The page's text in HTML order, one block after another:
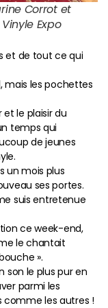
Corrot et
Expo
et de tout ce qui
mais les pochettes
le plaisir du
temps qui
de jeunes
un mois plus
ses portes.
suis entretenue
ce week-end,
le chantait
».
son le plus pur en
parmi les
comme les autres !